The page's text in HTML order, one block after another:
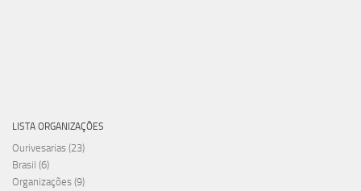
LISTA ORGANIZAÇÕES
Ourivesarias (23)
Brasil (6)
Organizações (9)